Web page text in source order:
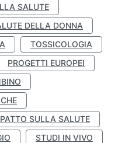
SALUTE
DELLA DONNA
TOSSICOLOGIA
PROGETTI EUROPEI
SULLA SALUTE
STUDI IN VIVO